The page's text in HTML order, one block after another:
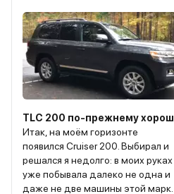
TLC 200 по-прежнему хорош
Итак, на моём горизонте
появился Cruiser 200. Выбирал и
решался я недолго: в моих руках
уже побывала далеко не одна и
даже не две машины этой марки.